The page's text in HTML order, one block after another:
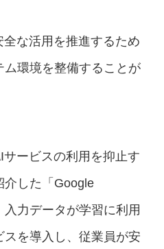
な活用を推進するため
環境を整備することが
ービスの利用を抑止す
介した「Google
力データが学習に利用
を導入し、従業員が安